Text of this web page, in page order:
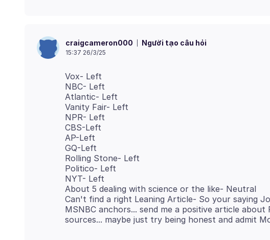
craigcameron000 Người tạo câu hỏi
15:37 26/3/25
Vox- Left
NBC- Left
Atlantic- Left
Vanity Fair- Left
NPR- Left
CBS-Left
AP-Left
GQ-Left
Rolling Stone- Left
Politico- Left
NYT- Left
About 5 dealing with science or the like- Neutral
Can't find a right Leaning Article- So your saying
MSNBC anchors... send me a positive article